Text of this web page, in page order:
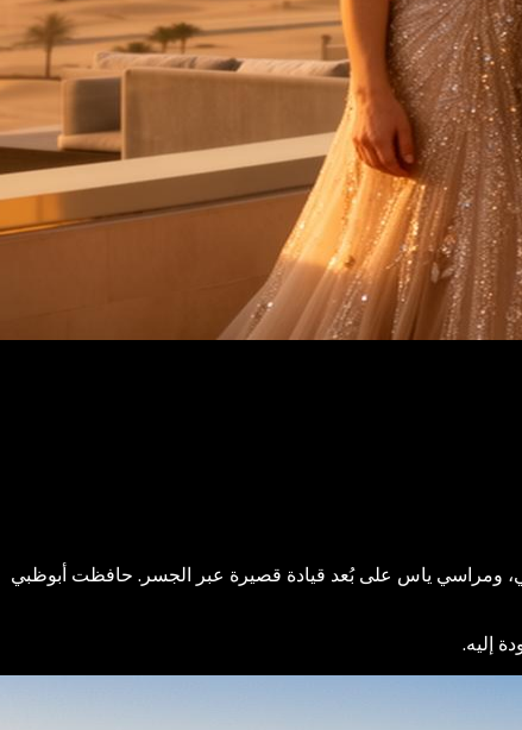
ومراسي ياس على بُعد قيادة قصيرة عبر الجسر. حافظت أبوظبي
إليه.